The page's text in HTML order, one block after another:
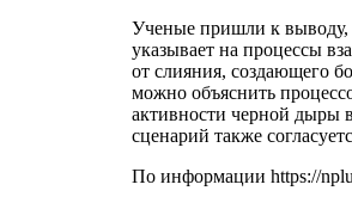
Ученые пришли к выводу,
указывает на процессы
от слияния, создающего
можно объяснить
активности черной дыры
сценарий также
По информации https://